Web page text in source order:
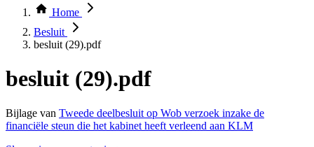
Thema COVID-19
Bekijk per bestuursorgaan
Home
Besluit
besluit (29).pdf
besluit (29).pdf
Bijlage van Tweede deelbesluit op Wob verzoek inzake de
financiële steun die het kabinet heeft verleend aan KLM